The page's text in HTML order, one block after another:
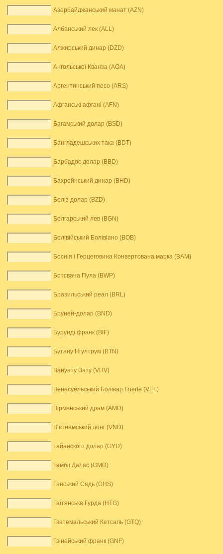
Азербайджанський манат (AZN)
Албанський лек (ALL)
Алжирський динар (DZD)
Ангольської Кванза (AOA)
Аргентинський песо (ARS)
Афганські афгані (AFN)
Багамський долар (BSD)
Бангладешських така (BDT)
Барбадос долар (BBD)
Бахрейнський динар (BHD)
Беліз долар (BZD)
Болгарський лев (BGN)
Болівійський Болівіано (BOB)
Боснія і Герцеговина Конвертована марка (BAM)
Ботсвана Пула (BWP)
Бразильський реал (BRL)
Бруней-долар (BND)
Бурунді франк (BIF)
Бутану Нгултрум (BTN)
Вануату Вату (VUV)
Венесуельський Болівар Fuerte (VEF)
Вірменський драм (AMD)
В’єтнамський донг (VND)
Гайанского долар (GYD)
Гамбії Далас (GMD)
Ганський Сядь (GHS)
Гаїтянська Гурда (HTG)
Гватемальський Кетсаль (GTQ)
Гвінейський франк (GNF)